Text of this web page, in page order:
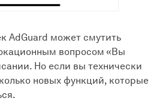
AdGuard может смутить
вопросом «Вы
Но если вы технически
новых функций, которые